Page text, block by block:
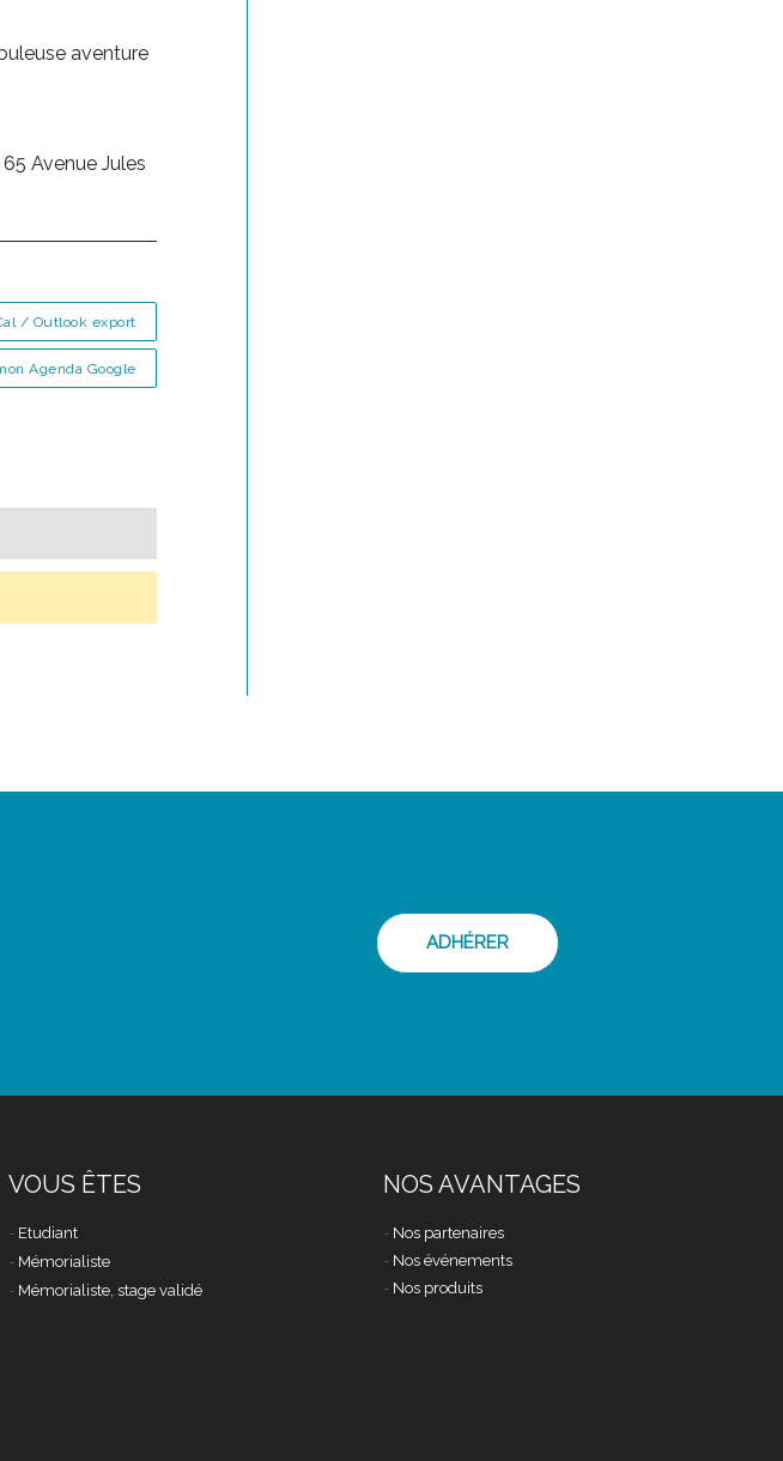
aventure
Avenue Jules
Agenda Google
/ Outlook export
ADHÉRER
VOUS ÊTES
Etudiant
Mémorialiste
Mémorialiste, stage validé
NOS AVANTAGES
Nos partenaires
Nos événements
Nos produits